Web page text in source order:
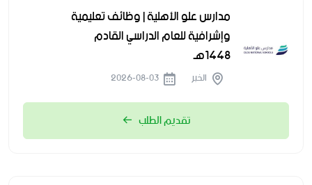
مدارس علو الأهلية | وظائف تعليمية
وإشرافية للعام الدراسي القادم
1448هـ
الخبر
تقديم الطلب